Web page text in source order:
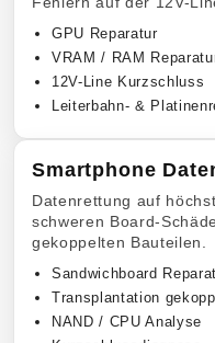
GPU Reparatur
VRAM / RAM
12V-Line Kurzschluss
Leiterbahn- &
Smartphone
Datenrettung auf
schweren Board-
gekoppelten Bauteilen.
Sandwichboard
Transplantation
NAND / CPU Analyse